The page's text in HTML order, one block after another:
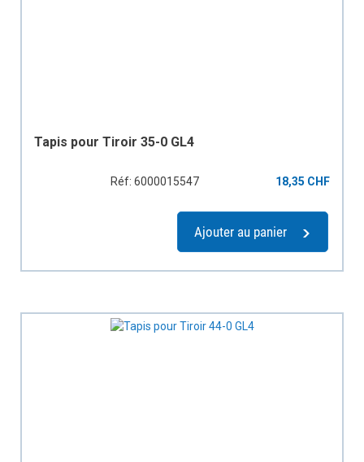
Tapis pour Tiroir 35-0 GL4
Réf: 6000015547 18,35 CHF
Ajouter au panier